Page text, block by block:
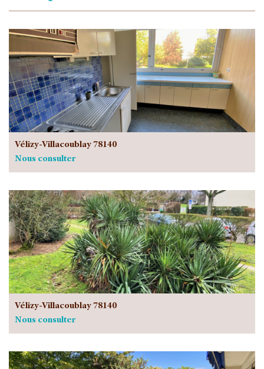
Vélizy-Villacoublay 78140
Nous consulter
Vélizy-Villacoublay 78140
Nous consulter